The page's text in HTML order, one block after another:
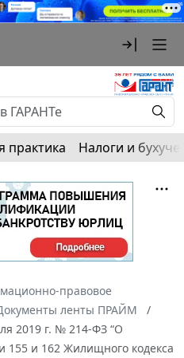
практика Налоги и
правовое
ленты ПРАЙМ
2019 г. № 214-ФЗ “О
155 и 162 Жилищного кодекса